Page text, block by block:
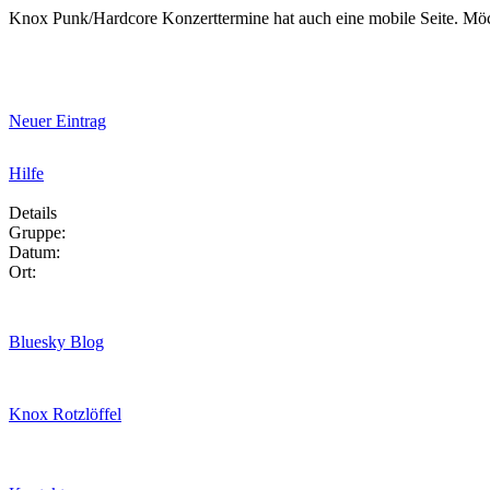
Knox Punk/Hardcore Konzerttermine hat auch eine mobile Seite.
Neuer Eintrag
Hilfe
Details
Gruppe:
Datum:
Ort:
Bluesky Blog
Knox Rotzlöffel